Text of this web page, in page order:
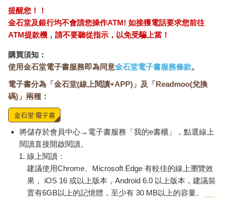
提醒您！！
金石堂及銀行均不會請您操作ATM! 如接獲電話要求您前往
ATM提款機，請不要聽從指示，以免受騙上當！
購買須知：
使用金石堂電子書服務即為同意金石堂電子書服務條款。
電子書分為「金石堂(線上閱讀+APP)」及「Readmoo(兌換
碼)」兩種：
將儲存於會員中心→電子書服務「我的e書櫃」，點選線上
閱讀直接開啟閱讀。
線上閱讀：
建議使用Chrome、Microsoft Edge 有較佳的線上瀏覽效
果， iOS 16 或以上版本，Android 6.0 以上版本，建議裝
置有6GB以上的記憶體，至少有 30 MB以上的容量。